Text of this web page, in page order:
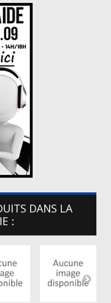
DANS LA
: